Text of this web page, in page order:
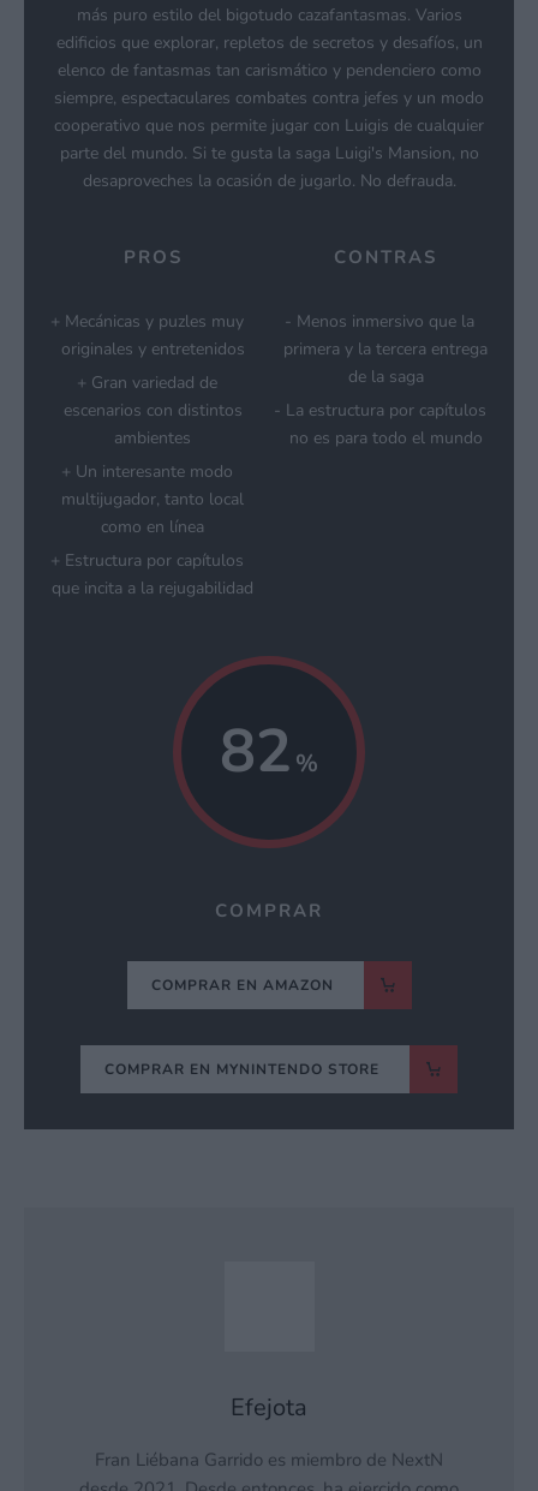
más puro estilo del bigotudo cazafantasmas. Varios
edificios que explorar, repletos de secretos y desafíos, un
elenco de fantasmas tan carismático y pendenciero como
siempre, espectaculares combates contra jefes y un modo
cooperativo que nos permite jugar con Luigis de cualquier
parte del mundo. Si te gusta la saga Luigi's Mansion, no
desaproveches la ocasión de jugarlo. No defrauda.
PROS
Mecánicas y puzles muy
originales y entretenidos
Gran variedad de
escenarios con distintos
ambientes
Un interesante modo
multijugador, tanto local
como en línea
Estructura por capítulos
que incita a la rejugabilidad
CONTRAS
Menos inmersivo que la
primera y la tercera entrega
de la saga
La estructura por capítulos
no es para todo el mundo
82
COMPRAR
COMPRAR EN AMAZON
COMPRAR EN MYNINTENDO STORE
Efejota
Fran Liébana Garrido es miembro de NextN